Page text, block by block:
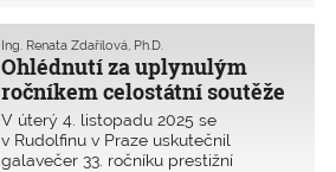
I/27 Šlovice – Přeštice. Porota udělila
cenu Mikulášskému gymnáziu za
přístavbu jídelny a rozdala také tři
čestná uznání.
a apartmány na Hnědém vrchu v Peci
pod Sněžkou. Jedna stavba získala
Cenu Ministerstva průmyslu
a obchodu ČR, dvě čestné uznání
Ohlédnutí za uplynulým
ročníkem celostátní soutěže
Stavba roku 2025
Ing. Renata Zdařilová, Ph.D.
V úterý 4. listopadu 2025 se
v Rudolfinu v Praze uskutečnil
galavečer 33. ročníku prestižní